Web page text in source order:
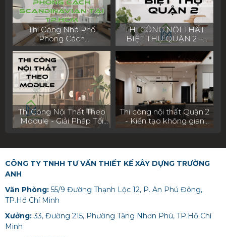
Thi Công Nhà Phố
Phong Cách
Scandinavian – Giải Pháp
Cho Nhà Nhỏ, Gọn Gàng
THI CÔNG NỘI THẤT
BIỆT THỰ QUẬN 2 –
TRƯỜNG ANH DECOR
Thi Công Nội Thất Theo
Module - Giải Pháp Tối
Ưu Cho Không Gian
Thi công nội thất Quận 2
- Kiến tạo không gian
CÔNG TY TNHH TƯ VẤN THIẾT KẾ XÂY DỰNG TRƯỜNG
ANH
Văn Phòng: 55/9 Đường Thạnh Lộc 12, P. An Phú Đông,
TP.Hồ Chí Minh
Xưởng:33, Đường 215, Phường Tăng Nhơn Phú, TP.Hồ Chí
Minh